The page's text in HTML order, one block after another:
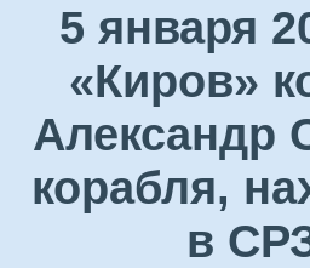
5 января
«Киров»
Александр
корабля,
в